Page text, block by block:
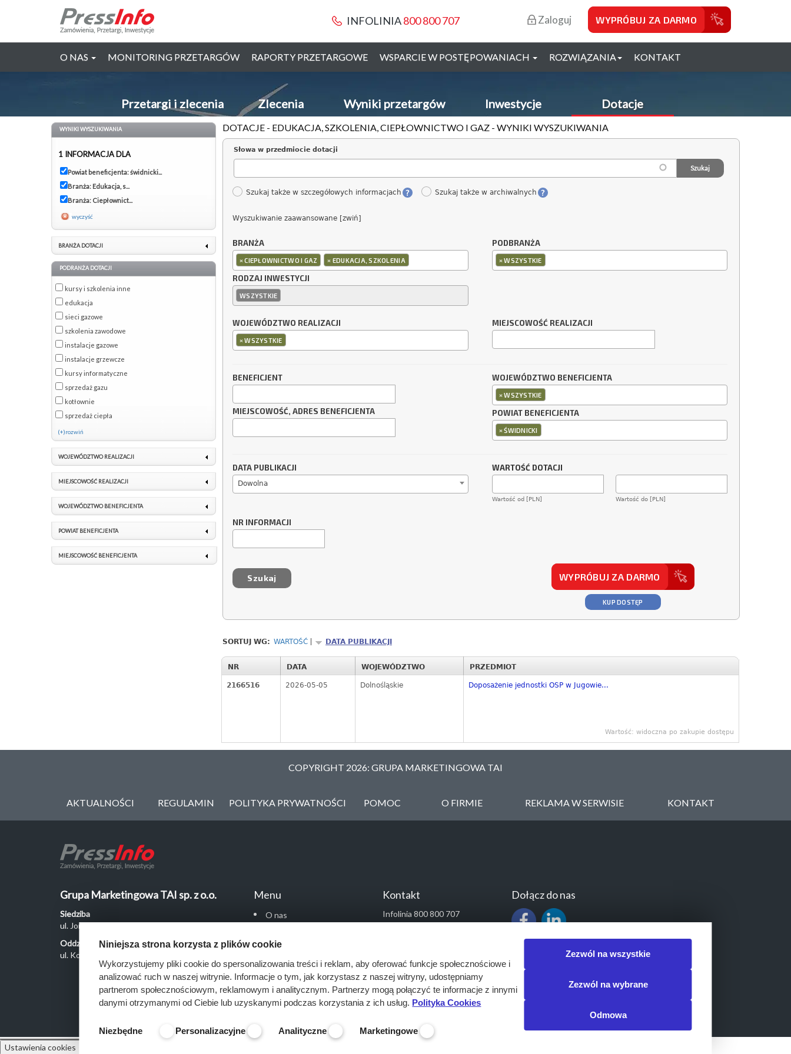
INFOLINIA800 800 707 Zaloguj WYPRÓBUJ ZA DARMO
O NAS MONITORING PRZETARGÓW RAPORTY PRZETARGOWE WSPARCIE W POSTĘPOWANIACH ROZWIĄZANIA KONTAKT
Przetargi i zlecenia Zlecenia Wyniki przetargów Inwestycje Dotacje
DOTACJE - EDUKACJA, SZKOLENIA, CIEPŁOWNICTWO I GAZ - WYNIKI WYSZUKIWANIA
Słowa w przedmiocie dotacji
Szukaj także w szczegółowych informacjach Szukaj także w archiwalnych
Wyszukiwanie zaawansowane [zwiń]
BRANŻA
×CIEPŁOWNICTWO I GAZ × EDUKACJA, SZKOLENIA
RODZAJ INWESTYCJI
WSZYSTKIE
PODBRANŻA
×WSZYSTKIE
WOJEWÓDZTWO REALIZACJI
×WSZYSTKIE
MIEJSCOWOŚĆ REALIZACJI
BENEFICJENT
MIEJSCOWOŚĆ, ADRES BENEFICJENTA
WOJEWÓDZTWO BENEFICJENTA
×WSZYSTKIE
POWIAT BENEFICJENTA
×ŚWIDNICKI
DATA PUBLIKACJI
Dowolna
WARTOŚĆ DOTACJI
Wartość od [PLN] Wartość do [PLN]
NR INFORMACJI
WYPRÓBUJ ZA DARMO
KUP DOSTĘP
SORTUJ WG: WARTOŚĆ DATA PUBLIKACJI
NR DATA WOJEWÓDZTWO PRZEDMIOT
2166516 2026-05-05 Dolnośląskie Doposażenie jednostki OSP w Jugowie...
Wartość: widoczna po zakupie dostępu
WYNIKI WYSZUKIWANIA
1 INFORMACJA DLA
Powiat beneficjenta: świdnicki...
Branża: Edukacja, s...
Branża: Ciepłownict...
wyczyść
BRANŻA DOTACJI
PODRANŻA DOTACJI
kursy i szkolenia inne
edukacja
sieci gazowe
szkolenia zawodowe
instalacje gazowe
instalacje grzewcze
kursy informatyczne
sprzedaż gazu
kotłownie
sprzedaż ciepła
(+)rozwiń
WOJEWÓDZTWO REALIZACJI
MIEJSCOWOŚĆ REALIZACJI
WOJEWÓDZTWO BENEFICJENTA
POWIAT BENEFICJENTA
MIEJSCOWOŚĆ BENEFICJENTA
COPYRIGHT 2026: GRUPA MARKETINGOWA TAI
AKTUALNOŚCI REGULAMIN POLITYKA PRYWATNOŚCI POMOC O FIRMIE REKLAMA W SERWISIE KONTAKT
Grupa Marketingowa TAI sp. z o.o.
Siedziba
ul. Jordanowska 12, 04-204 Warszawa
Oddział Poznań
ul. Kochanowskiego 18/6, 60-846 Poznań
Menu
O nas
Monitoring przetargów
Raporty przetargowe
Ustawienia cookies
Kontakt
Kontakt
Infolinia 800 800 707
kontakt@pressinfo.pl
Dołącz do nas
Ustawienia cookies
Niniejsza strona korzysta z plików cookie
Wykorzystujemy pliki cookie do spersonalizowania treści i reklam, aby oferować funkcje społecznościowe i
analizować ruch w naszej witrynie. Informacje o tym, jak korzystasz z naszej witryny, udostępniamy
partnerom społecznościowym, reklamowym i analitycznym. Partnerzy mogą połączyć te informacje z innymi
danymi otrzymanymi od Ciebie lub uzyskanymi podczas korzystania z ich usług. Polityka Cookies
Niezbędne Personalizacyjne Analityczne Marketingowe
Zezwól na wszystkie
Zezwól na wybrane
Odmowa